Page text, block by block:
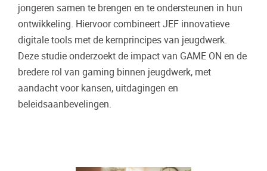
jongeren samen te brengen en te ondersteunen in hun
ontwikkeling. Hiervoor combineert JEF innovatieve
digitale tools met de kernprincipes van jeugdwerk.
Deze studie onderzoekt de impact van GAME ON en de
bredere rol van gaming binnen jeugdwerk, met
aandacht voor kansen, uitdagingen en
beleidsaanbevelingen.